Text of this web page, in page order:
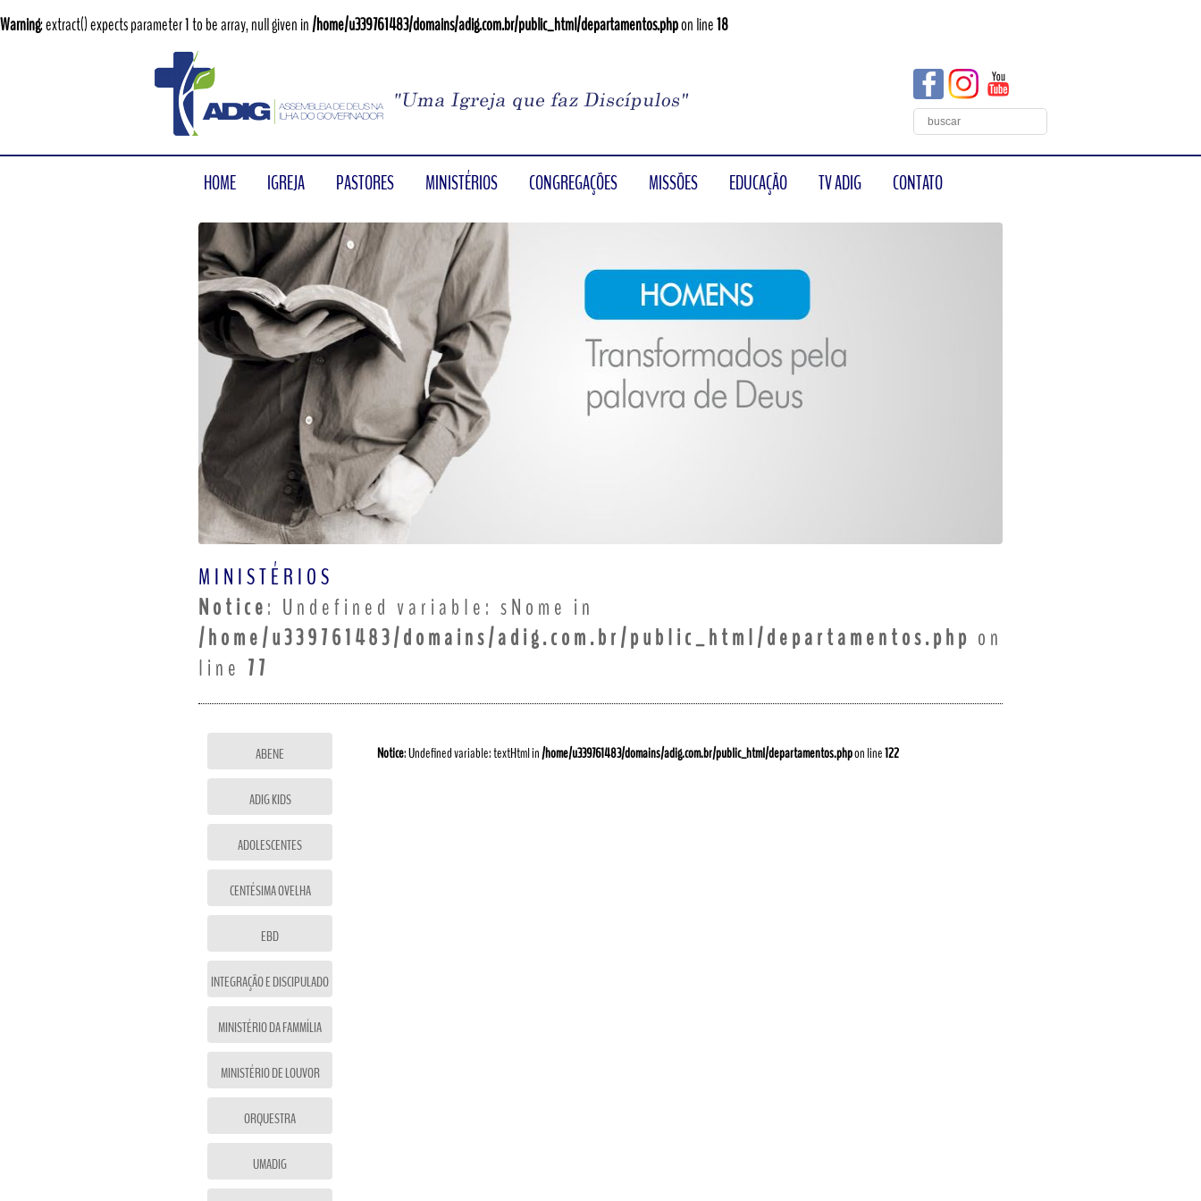
Warning: extract() expects parameter 1 to be array, null given in/home/u339761483/domains/adig.com.br/public_html/departamentos.phpon line18
HOME IGREJA PASTORES MINISTÉRIOS CONGREGAÇÕES MISSÕES EDUCAÇÃO TV ADIG CONTATO
MINISTÉRIOS
Notice: Undefined variable: sNome in
/home/u339761483/domains/adig.com.br/public_html/departamentos.php on
line 77
ABENE
ADIG KIDS
ADOLESCENTES
CENTÉSIMA OVELHA
EBD
INTEGRAÇÃO E DISCIPULADO
MINISTÉRIO DA FAMMÍLIA
MINISTÉRIO DE LOUVOR
ORQUESTRA
UMADIG
Notice: Undefined variable: textHtml in/home/u339761483/domains/adig.com.br/public_html/departamentos.phpon line122